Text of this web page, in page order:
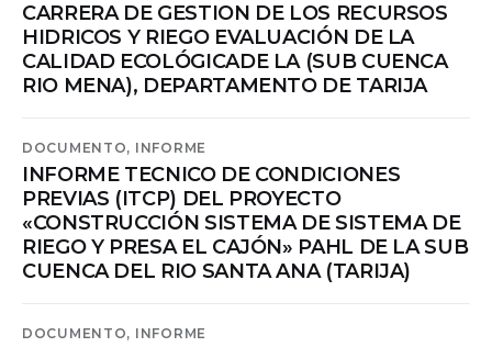
CARRERA DE GESTION DE LOS RECURSOS
HIDRICOS Y RIEGO EVALUACIÓN DE LA
CALIDAD ECOLÓGICADE LA (SUB CUENCA
RIO MENA), DEPARTAMENTO DE TARIJA
DOCUMENTO, INFORME
INFORME TECNICO DE CONDICIONES
PREVIAS (ITCP) DEL PROYECTO
«CONSTRUCCIÓN SISTEMA DE SISTEMA DE
RIEGO Y PRESA EL CAJÓN» PAHL DE LA SUB
CUENCA DEL RIO SANTA ANA (TARIJA)
DOCUMENTO, INFORME